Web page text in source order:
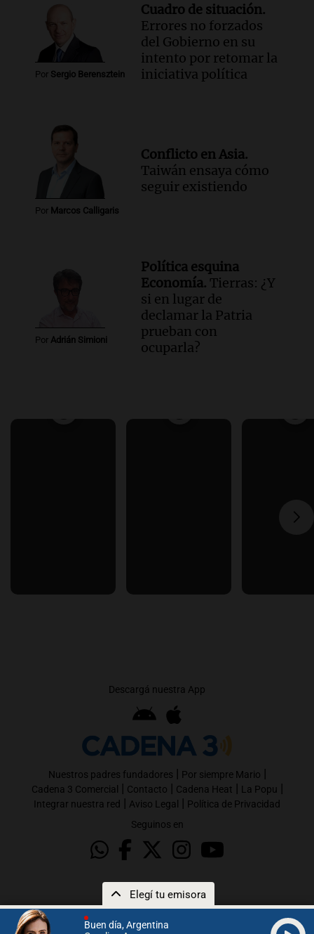
Buen día, Argentina
Elegí tu emisora
Por Sergio Berensztein
Cuadro de situación.
Errores no forzados
del Gobierno en su
intento por retomar la
iniciativa política
Por Marcos Calligaris
Conflicto en Asia.
Taiwán ensaya cómo
seguir existiendo
Por Adrián Simioni
Política esquina
Economía. Tierras: ¿Y
si en lugar de
declamar la Patria
prueban con
ocuparla?
Descargá nuestra App
Nuestros padres fundadores | Por siempre Mario |
Cadena 3 Comercial | Contacto | Cadena Heat | La Popu |
Integrar nuestra red | Aviso Legal | Política de Privacidad
Seguinos en